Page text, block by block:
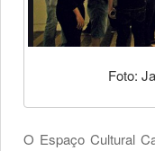
Foto:
O Espaço Cultural